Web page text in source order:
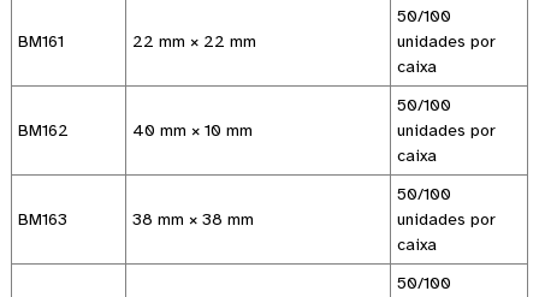
BM161 22 mm × 22 mm
50/100
unidades por
caixa
BM162 40 mm × 10 mm
50/100
unidades por
caixa
BM163 38 mm × 38 mm
50/100
unidades por
caixa
50/100